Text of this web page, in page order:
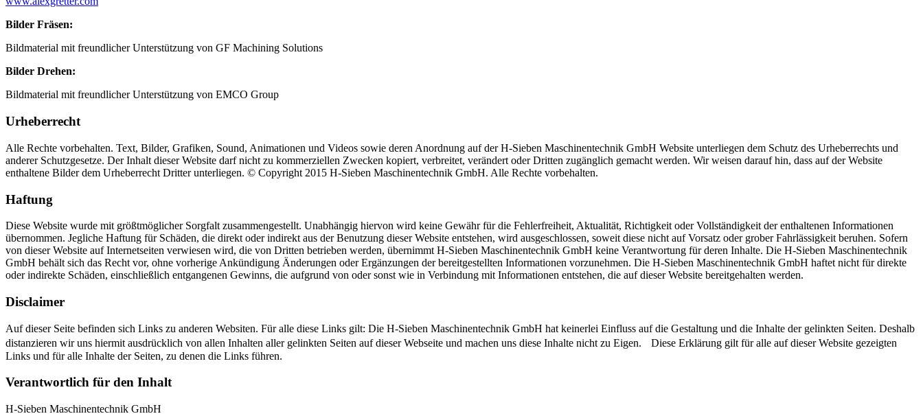
Bilder Fräsen:
Bildmaterial mit freundlicher Unterstützung von GF Machining Solutions
Bilder Drehen:
Bildmaterial mit freundlicher Unterstützung von EMCO Group
Urheberrecht
Alle Rechte vorbehalten. Text, Bilder, Grafiken, Sound, Animationen und Videos sowie deren Anordnung auf der H-Sieben Maschinentechnik GmbH Website unterliegen dem Schutz des Urheberrechts und
anderer Schutzgesetze. Der Inhalt dieser Website darf nicht zu kommerziellen Zwecken kopiert, verbreitet, verändert oder Dritten zugänglich gemacht werden. Wir weisen darauf hin, dass auf der Website
enthaltene Bilder dem Urheberrecht Dritter unterliegen. © Copyright 2015 H-Sieben Maschinentechnik GmbH. Alle Rechte vorbehalten.
Haftung
Diese Website wurde mit größtmöglicher Sorgfalt zusammengestellt. Unabhängig hiervon wird keine Gewähr für die Fehlerfreiheit, Aktualität, Richtigkeit oder Vollständigkeit der enthaltenen Informationen
übernommen. Jegliche Haftung für Schäden, die direkt oder indirekt aus der Benutzung dieser Website entstehen, wird ausgeschlossen, soweit diese nicht auf Vorsatz oder grober Fahrlässigkeit beruhen. Sofern
von dieser Website auf Internetseiten verwiesen wird, die von Dritten betrieben werden, übernimmt H-Sieben Maschinentechnik GmbH keine Verantwortung für deren Inhalte. Die H-Sieben Maschinentechnik
GmbH behält sich das Recht vor, ohne vorherige Ankündigung Änderungen oder Ergänzungen der bereitgestellten Informationen vorzunehmen. Die H-Sieben Maschinentechnik GmbH haftet nicht für direkte
oder indirekte Schäden, einschließlich entgangenen Gewinns, die aufgrund von oder sonst wie in Verbindung mit Informationen entstehen, die auf dieser Website bereitgehalten werden.
Disclaimer
Auf dieser Seite befinden sich Links zu anderen Websiten. Für alle diese Links gilt: Die H-Sieben Maschinentechnik GmbH hat keinerlei Einfluss auf die Gestaltung und die Inhalte der gelinkten Seiten. Deshalb
distanzieren wir uns hiermit ausdrücklich von allen Inhalten aller gelinkten Seiten auf dieser Webseite und machen uns diese Inhalte nicht zu Eigen. Diese Erklärung gilt für alle auf dieser Website gezeigten
Links und für alle Inhalte der Seiten, zu denen die Links führen.
Verantwortlich für den Inhalt
H-Sieben Maschinentechnik GmbH